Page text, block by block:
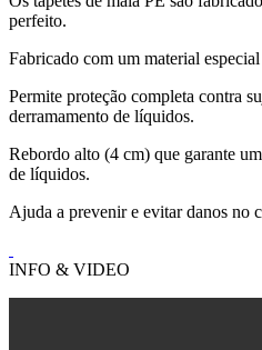
perfeito.
Fabricado com um material especial
Permite proteção completa contra
derramamento de líquidos.
Rebordo alto (4 cm) que garante
de líquidos.
Ajuda a prevenir e evitar danos no
INFO & VIDEO